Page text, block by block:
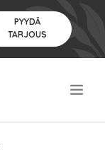
PYYDÄ
TARJOUS